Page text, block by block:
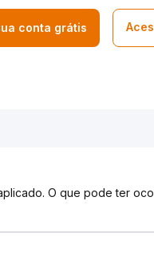
conta grátis
O que pode ter